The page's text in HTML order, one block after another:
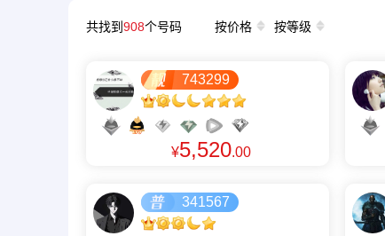
共找到 908个号码 按价格 按等级
743299
¥5,520.00
341567